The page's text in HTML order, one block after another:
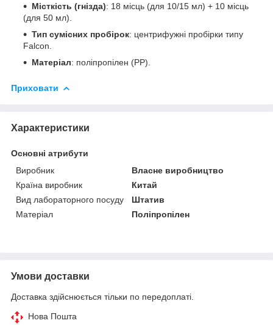
Місткість (гнізда): 18 місць (для 10/15 мл) + 10 місць
(для 50 мл).
Тип сумісних пробірок: центрифужні пробірки типу
Falcon.
Матеріал: поліпропілен (PP).
Приховати
Характеристики
Основні атрибути
Виробник
Власне виробництво
Країна виробник
Китай
Вид лабораторного посуду
Штатив
Матеріал
Поліпропілен
Умови доставки
Доставка здійснюється тільки по передоплаті.
Нова Пошта